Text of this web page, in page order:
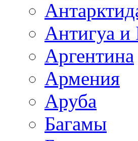
Антигуа и
Аргентина
Армения
Аруба
Багамы